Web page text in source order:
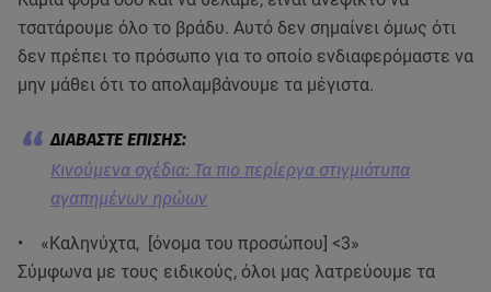
τσατάρουμε όλο το βράδυ. Αυτό δεν σημαίνει όμως ότι
δεν πρέπει το πρόσωπο για το οποίο ενδιαφερόμαστε να
μην μάθει ότι το απολαμβάνουμε τα μέγιστα.
Kινούμενα σχέδια: Τα πιο περίεργα στιγμιότυπα
αγαπημένων ηρώων
• «Καληνύχτα, [όνομα του προσώπου] <3»
Σύμφωνα με τους ειδικούς, όλοι μας λατρεύουμε τα